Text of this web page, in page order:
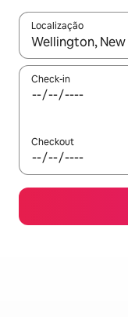
Localização
Quando os
Check-in
Checkout